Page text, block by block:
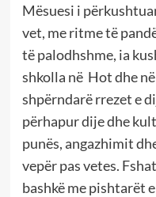
Mësuesi i
vet, me ritme të
të palodhshme, ia
shkolla në Hot dhe
shpërndarë rrezet e
përhapur dije dhe
punës, angazhimit
vepër pas vetes.
bashkë me pishtarët